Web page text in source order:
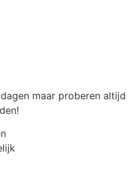
maar proberen altijd